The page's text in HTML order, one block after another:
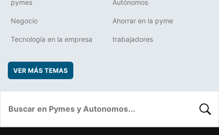
pymes Autónomos
Negocio Ahorrar en la pyme
Tecnología en la empresa trabajadores
VER MÁS TEMAS